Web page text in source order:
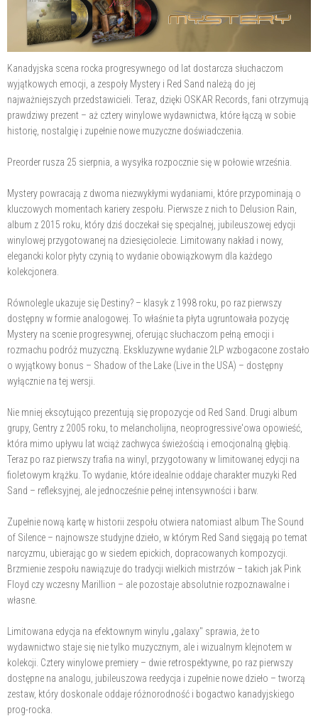
Kanadyjska scena rocka progresywnego od lat dostarcza słuchaczom
wyjątkowych emocji, a zespoły Mystery i Red Sand należą do jej
najważniejszych przedstawicieli. Teraz, dzięki OSKAR Records, fani otrzymują
prawdziwy prezent – aż cztery winylowe wydawnictwa, które łączą w sobie
historię, nostalgię i zupełnie nowe muzyczne doświadczenia.
Preorder rusza 25 sierpnia, a wysyłka rozpocznie się w połowie września.
Mystery powracają z dwoma niezwykłymi wydaniami, które przypominają o
kluczowych momentach kariery zespołu. Pierwsze z nich to Delusion Rain,
album z 2015 roku, który dziś doczekał się specjalnej, jubileuszowej edycji
winylowej przygotowanej na dziesięciolecie. Limitowany nakład i nowy,
elegancki kolor płyty czynią to wydanie obowiązkowym dla każdego
kolekcjonera.
Równolegle ukazuje się Destiny? – klasyk z 1998 roku, po raz pierwszy
dostępny w formie analogowej. To właśnie ta płyta ugruntowała pozycję
Mystery na scenie progresywnej, oferując słuchaczom pełną emocji i
rozmachu podróż muzyczną. Ekskluzywne wydanie 2LP wzbogacone zostało
o wyjątkowy bonus – Shadow of the Lake (Live in the USA) – dostępny
wyłącznie na tej wersji.
Nie mniej ekscytująco prezentują się propozycje od Red Sand. Drugi album
grupy, Gentry z 2005 roku, to melancholijna, neoprogressive'owa opowieść,
która mimo upływu lat wciąż zachwyca świeżością i emocjonalną głębią.
Teraz po raz pierwszy trafia na winyl, przygotowany w limitowanej edycji na
fioletowym krążku. To wydanie, które idealnie oddaje charakter muzyki Red
Sand – refleksyjnej, ale jednocześnie pełnej intensywności i barw.
Zupełnie nową kartę w historii zespołu otwiera natomiast album The Sound
of Silence – najnowsze studyjne dzieło, w którym Red Sand sięgają po temat
narcyzmu, ubierając go w siedem epickich, dopracowanych kompozycji.
Brzmienie zespołu nawiązuje do tradycji wielkich mistrzów – takich jak Pink
Floyd czy wczesny Marillion – ale pozostaje absolutnie rozpoznawalne i
własne.
Limitowana edycja na efektownym winylu „galaxy" sprawia, że to
wydawnictwo staje się nie tylko muzycznym, ale i wizualnym klejnotem w
kolekcji. Cztery winylowe premiery – dwie retrospektywne, po raz pierwszy
dostępne na analogu, jubileuszowa reedycja i zupełnie nowe dzieło – tworzą
zestaw, który doskonale oddaje różnorodność i bogactwo kanadyjskiego
prog-rocka.